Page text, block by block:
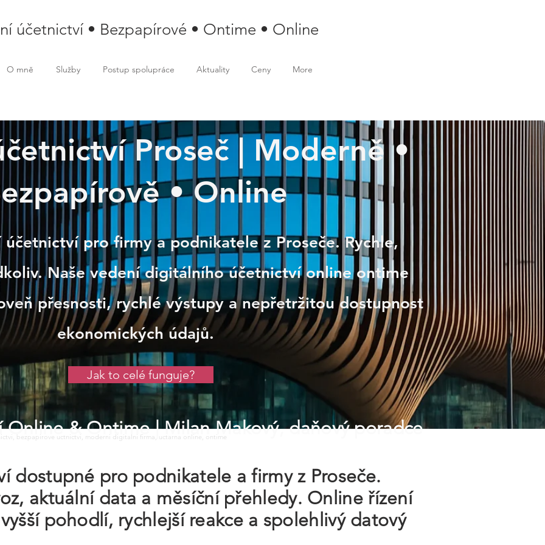
účetnictví • Bezpapírové • Ontime • Online
O mně Služby Postup spolupráce Aktuality Ceny More
Proseč | Moderně •
• Online
pro firmy a podnikatele z Proseče. Rychle,
Naše vedení digitálního účetnictví online ontime
přesnosti, rychlé výstupy a nepřetržitou dostupnost
ekonomických údajů.
Jak to celé funguje?
Online & Ontime| Milan Makový, daňový poradce
bezpapirove uctnictvi, moderni digitalni firma, uctarna online, ontime
dostupné pro podnikatele a firmy z Proseče.
aktuální data a měsíční přehledy. Online řízení
pohodlí, rychlejší reakce a spolehlivý datový